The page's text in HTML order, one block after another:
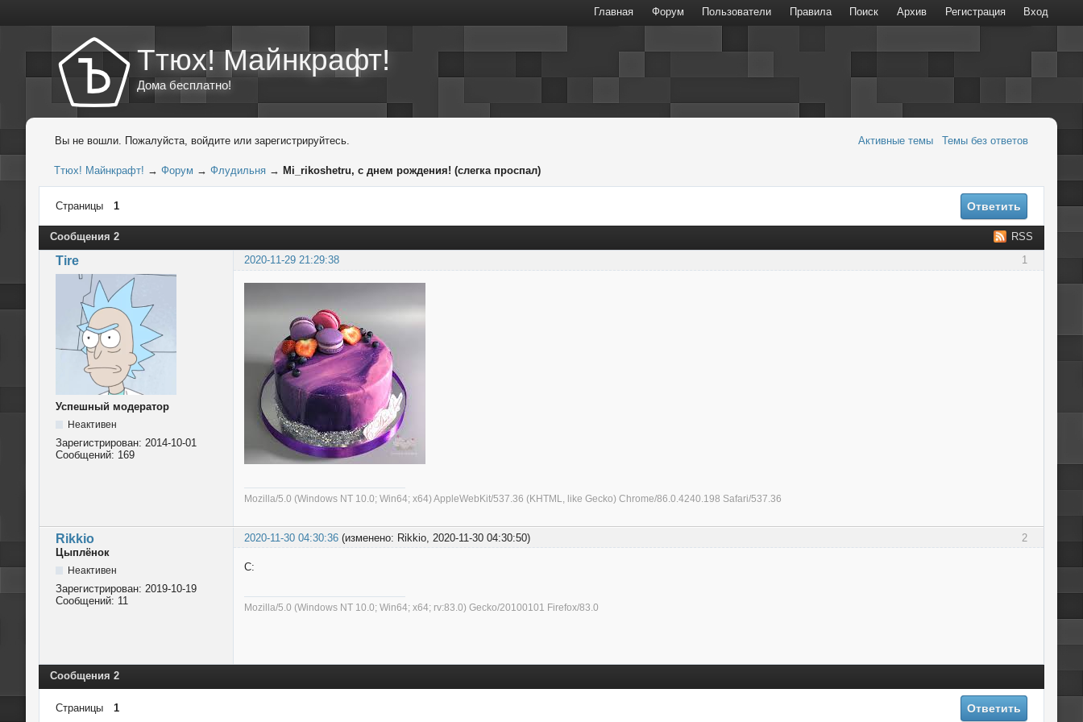
Главная Форум Пользователи Правила Поиск Архив Регистрация Вход
Ттюх! Майнкрафт!
Дома бесплатно!
Вы не вошли. Пожалуйста, войдите или зарегистрируйтесь. Активные темы Темы без ответов
Ттюх! Майнкрафт! → Форум → Флудильня → Mi_rikoshetru, с днем рождения! (слегка проспал)
Страницы 1 Ответить
RSS
Сообщения 2
1
Tire 2020-11-29 21:29:38
Успешный модератор
Неактивен
Зарегистрирован: 2014-10-01
Сообщений: 169
Mozilla/5.0 (Windows NT 10.0; Win64; x64) AppleWebKit/537.36 (KHTML, like Gecko) Chrome/86.0.4240.198 Safari/537.36
2
Rikkio 2020-11-30 04:30:36 (изменено: Rikkio, 2020-11-30 04:30:50)
Цыплёнок
Неактивен
Зарегистрирован: 2019-10-19
Сообщений: 11
C:
Mozilla/5.0 (Windows NT 10.0; Win64; x64; rv:83.0) Gecko/20100101 Firefox/83.0
Сообщения 2
Страницы 1 Ответить